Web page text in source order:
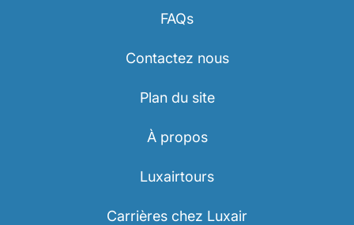
FAQs
Contactez nous
Plan du site
À propos
Luxairtours
Carrières chez Luxair